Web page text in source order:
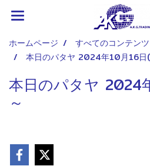
ホームページ すべてのコンテンツ
本日のパタヤ 2024年10月16日
本日のパタヤ 2024
～